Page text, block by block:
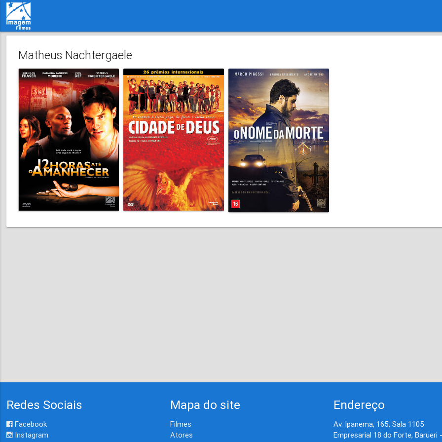
Matheus Nachtergaele
Redes Sociais
Facebook
Instagram
Mapa do site
Filmes
Atores
Endereço
Av. Ipanema, 165, Sala 1105
Empresarial 18 do Forte, Barueri